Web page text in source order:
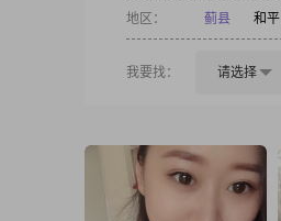
地区： 蓟县 和平
我要找： 请选择